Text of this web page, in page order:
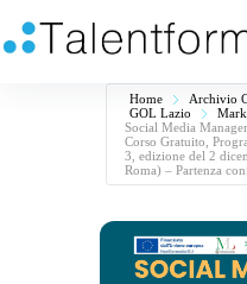
Home
Archivio
GOL Lazio
Social Media
Corso Gratuito,
3, edizione del 2
Roma) – Partenza